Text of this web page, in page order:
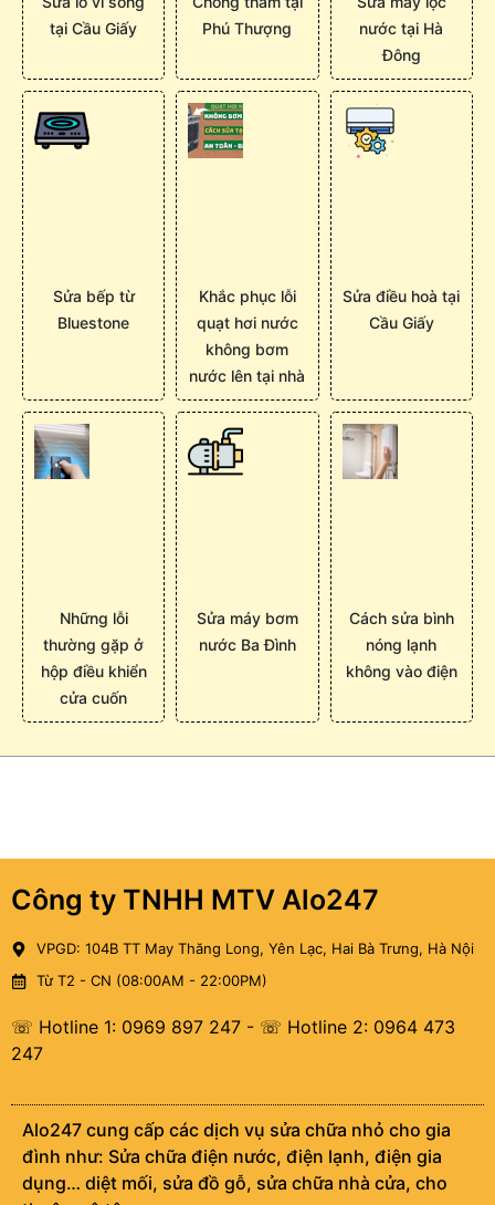
tại Cầu Giấy
Phú Thượng
nước tại Hà
Đông
Sửa bếp từ
Bluestone
Khắc phục lỗi
quạt hơi nước
không bơm
nước lên tại nhà
Sửa điều hoà tại
Cầu Giấy
Những lỗi
thường gặp ở
hộp điều khiển
cửa cuốn
Sửa máy bơm
nước Ba Đình
Cách sửa bình
nóng lạnh
không vào điện
Công ty TNHH MTV Alo247
VPGD: 104B TT May Thăng Long, Yên Lạc, Hai Bà Trưng, Hà Nội
Từ T2 - CN (08:00AM - 22:00PM)
☏ Hotline 1: 0969 897 247 - ☏ Hotline 2: 0964 473
247
Alo247 cung cấp các dịch vụ sửa chữa nhỏ cho gia
đình như: Sửa chữa điện nước, điện lạnh, điện gia
dụng… diệt mối, sửa đồ gỗ, sửa chữa nhà cửa, cho